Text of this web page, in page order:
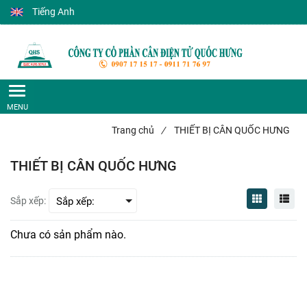
Tiếng Anh
Trang chủ / THIẾT BỊ CÂN QUỐC HƯNG
THIẾT BỊ CÂN QUỐC HƯNG
Sắp xếp:
Chưa có sản phẩm nào.